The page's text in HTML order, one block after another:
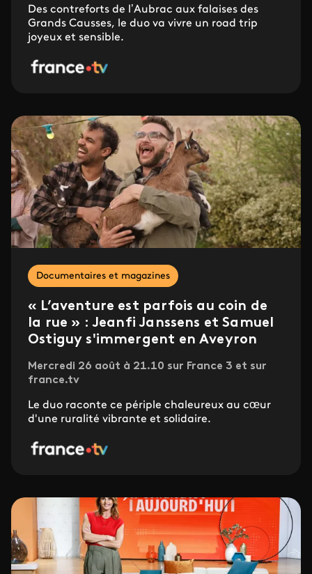
Des contreforts de l’Aubrac aux falaises des
Grands Causses, le duo va vivre un road trip
joyeux et sensible.
Documentaires et magazines
« L’aventure est parfois au coin de
la rue » : Jeanfi Janssens et Samuel
Ostiguy s'immergent en Aveyron
Mercredi 26 août à 21.10 sur France 3 et sur
france.tv
Le duo raconte ce périple chaleureux au cœur
d'une ruralité vibrante et solidaire.